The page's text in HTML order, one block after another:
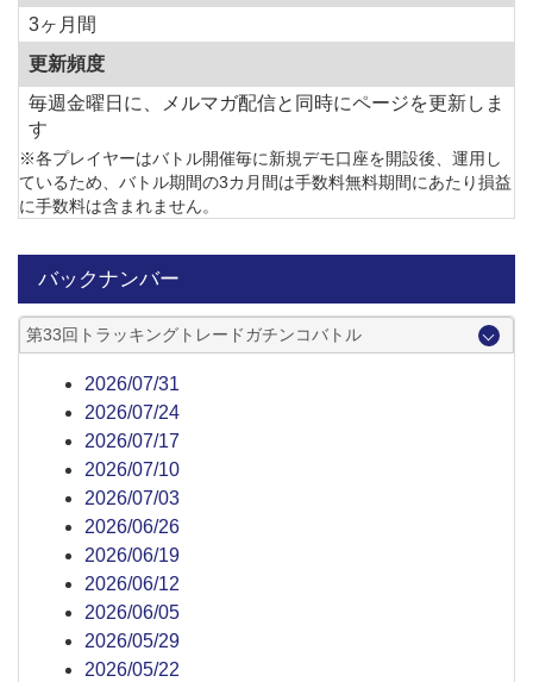
3ヶ月間
更新頻度
毎週金曜日に、メルマガ配信と同時にページを更新しま
す
※各プレイヤーはバトル開催毎に新規デモ口座を開設後、運用し
ているため、バトル期間の3カ月間は手数料無料期間にあたり損益
に手数料は含まれません。
バックナンバー
第33回トラッキングトレードガチンコバトル
2026/07/31
2026/07/24
2026/07/17
2026/07/10
2026/07/03
2026/06/26
2026/06/19
2026/06/12
2026/06/05
2026/05/29
2026/05/22